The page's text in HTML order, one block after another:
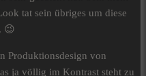
tat sein übriges um diese
😉
Produktionsdesign von
ja völlig im Kontrast steht zu